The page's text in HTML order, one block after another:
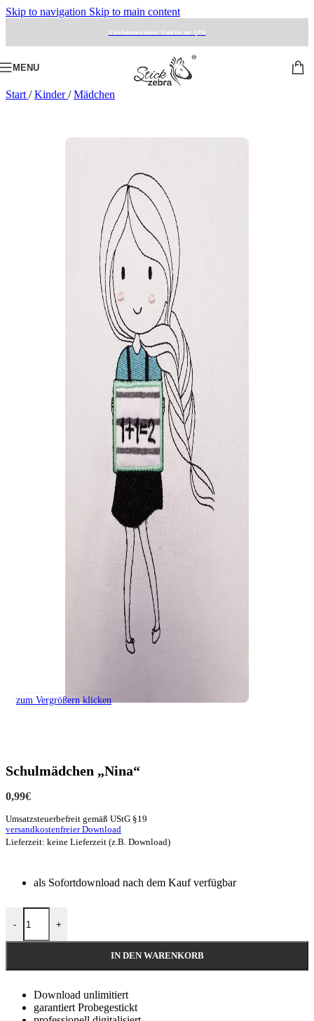
Skip to navigation Skip to main content
4 Stickdateien deiner Wahl für nur 5,95€
MENU
Start / Kinder/ Mädchen
zum Vergrößern klicken
Schulmädchen „Nina“
0,99€
Umsatzsteuerbefreit gemäß UStG §19
versandkostenfreier Download
Lieferzeit: keine Lieferzeit (z.B. Download)
als Sofortdownload nach dem Kauf verfügbar
- +
IN DEN WARENKORB
Download unlimitiert
garantiert Probegestickt